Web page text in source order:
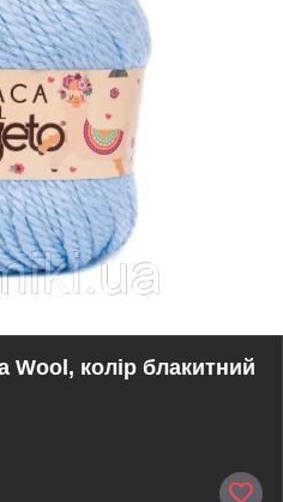
колір блакитний